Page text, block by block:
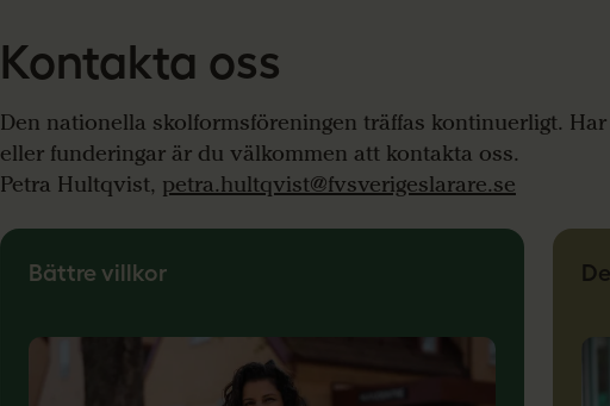
Kontakta oss
Den nationella skolformsföreningen träffas kontinuerligt.
eller funderingar är du välkommen att kontakta oss.
Petra Hultqvist, petra.hultqvist@fvsverigeslarare.se
Bättre villkor